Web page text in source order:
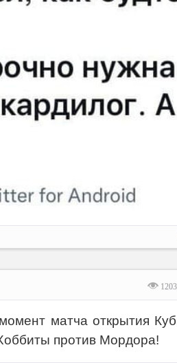
1203
матча открытия
против Мордора!